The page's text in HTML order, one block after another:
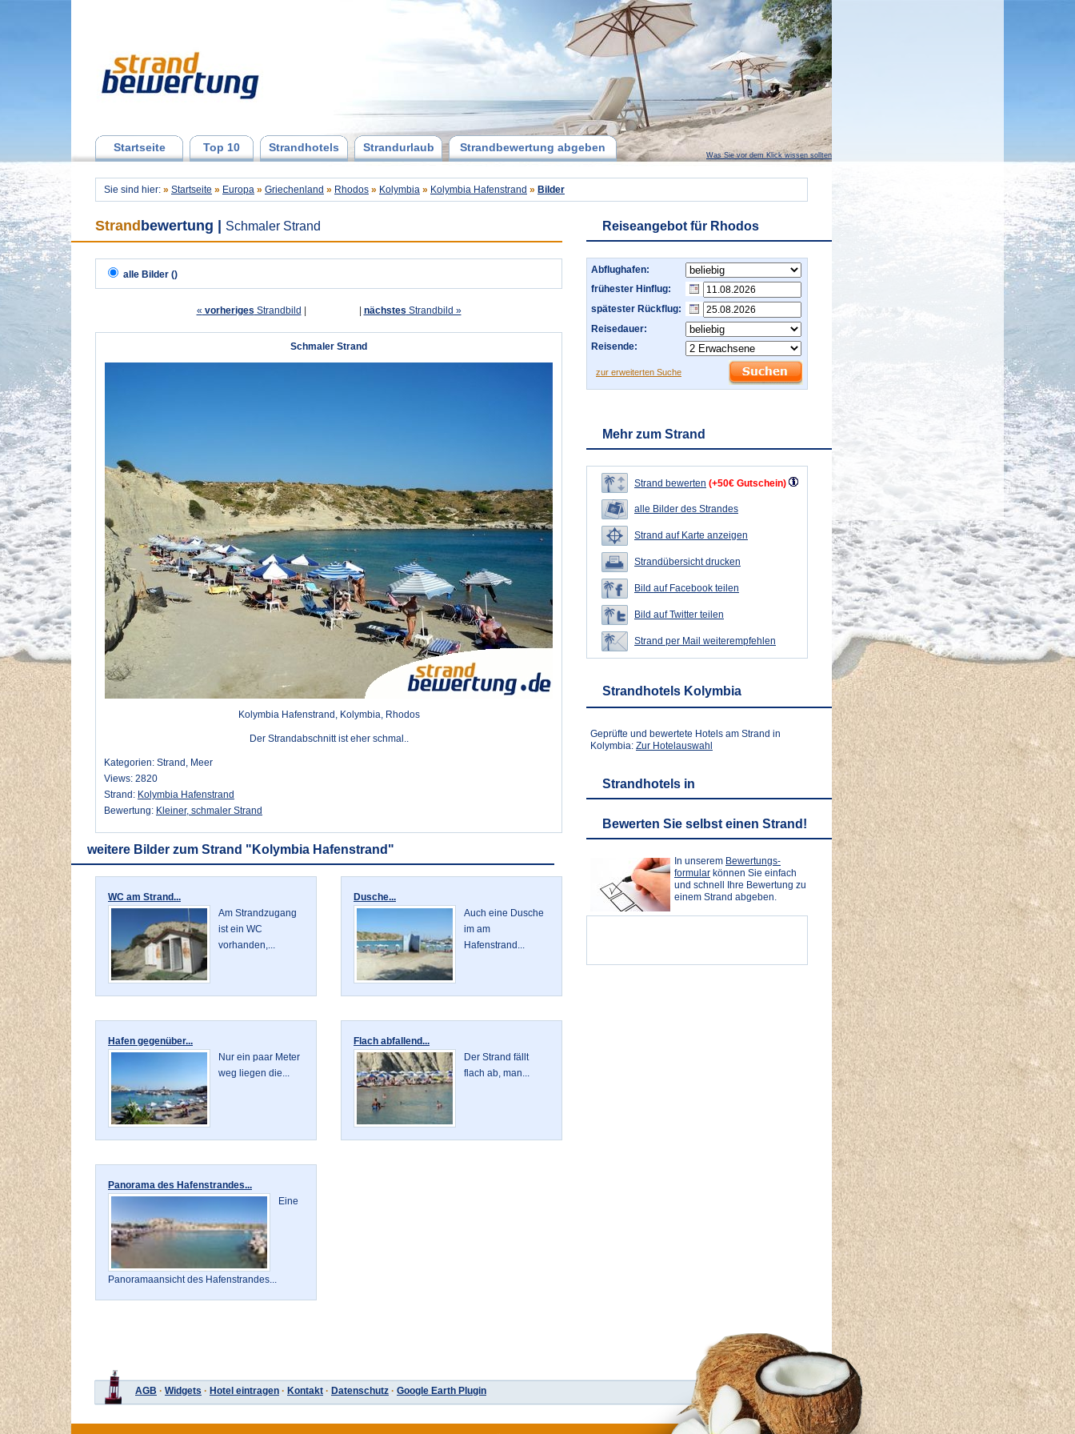
Startseite Top 10 Strandhotels Strandurlaub Strandbewertung abgeben
Was Sie vor dem Klick wissen sollten
Sie sind hier: » Startseite » Europa » Griechenland » Rhodos » Kolymbia » Kolymbia Hafenstrand » Bilder
Strand bewertung Schmaler Strand
alle Bilder ()
« vorheriges Strandbild nächstes Strandbild »
Schmaler Strand
Kolymbia Hafenstrand, Kolymbia, Rhodos
Der Strandabschnitt ist eher schmal..
Kategorien: Strand, Meer
Views: 2820
Strand: Kolymbia Hafenstrand
Bewertung: Kleiner, schmaler Strand
weitere Bilder zum Strand "Kolymbia Hafenstrand"
WC am Strand...
Am Strandzugang
ist ein WC
vorhanden,...
Dusche...
Auch eine Dusche
im am
Hafenstrand...
Hafen gegenüber...
Nur ein paar Meter
weg liegen die...
Flach abfallend...
Der Strand fällt
flach ab, man...
Panorama des Hafenstrandes...
Eine
Panoramaansicht des Hafenstrandes...
Reiseangebot für Rhodos
Abflughafen:
frühester Hinflug:
spätester Rückflug:
Reisedauer:
Reisende:
zur erweiterten Suche
Mehr zum Strand
Strand bewerten (+50€ Gutschein)
alle Bilder des Strandes
Strand auf Karte anzeigen
Strandübersicht drucken
Bild auf Facebook teilen
Bild auf Twitter teilen
Strand per Mail weiterempfehlen
Strandhotels Kolymbia
Geprüfte und bewertete Hotels am Strand in
Kolymbia: Zur Hotelauswahl
Strandhotels in
Bewerten Sie selbst einen Strand!
In unserem Bewertungs-
formular können Sie einfach
und schnell Ihre Bewertung zu
einem Strand abgeben.
AGB · Widgets · Hotel eintragen · Kontakt · Datenschutz · Google Earth Plugin